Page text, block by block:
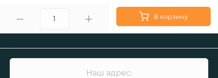
В корзину
Наш адрес: